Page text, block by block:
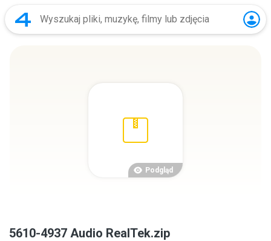
Podgląd
5610-4937 Audio RealTek.zip